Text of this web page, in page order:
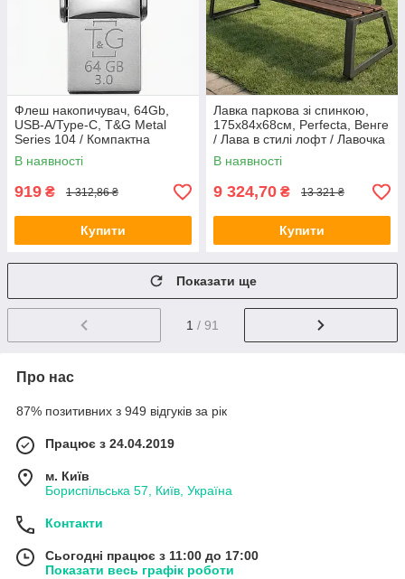
Флеш накопичувач, 64Gb,
USB-A/Type-C, T&G Metal
Series 104 / Компактна
флешка / USB накопичувач /
Двостороння флешка
В наявності
919 ₴ 1 312,86 ₴
Купити
Лавка паркова зі спинкою,
175х84х68см, Perfecta, Венге
/ Лава в стилі лофт / Лавочка
вулична
В наявності
9 324,70 ₴ 13 321 ₴
Купити
Показати ще
1 / 91
Про нас
87% позитивних з 949 відгуків за рік
Працює з 24.04.2019
м. Київ
Бориспільська 57, Київ, Україна
Контакти
Сьогодні працює з 11:00 до 17:00
Показати весь графік роботи